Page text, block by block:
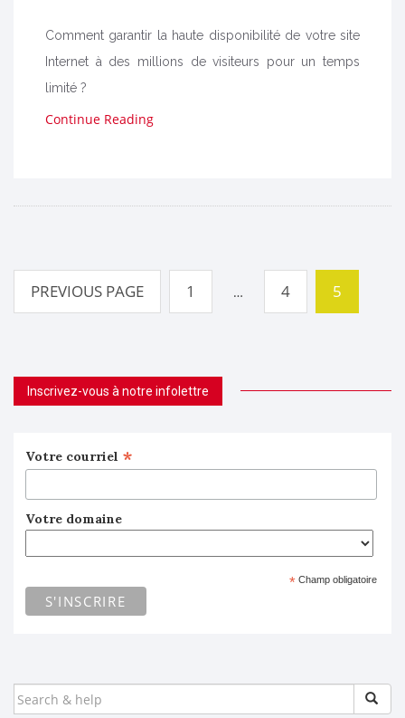
Comment garantir la haute disponibilité de votre site
Internet à des millions de visiteurs pour un temps
limité ?
Continue Reading
Pagination
des
publications
PREVIOUS PAGE 1 … 4 5
Inscrivez-vous à notre infolettre
Votre courriel *
Votre domaine
*Champ obligatoire
SEARCH
FOR: